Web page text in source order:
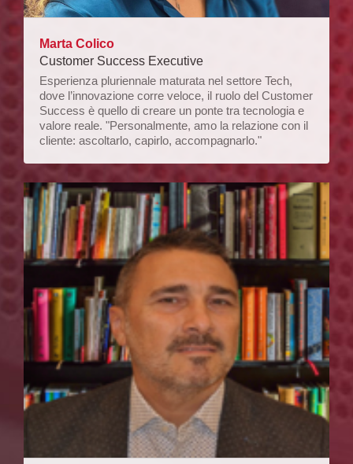
Marta Colico
Customer Success Executive
Esperienza pluriennale maturata nel settore Tech,
dove l’innovazione corre veloce, il ruolo del Customer
Success è quello di creare un ponte tra tecnologia e
valore reale. "Personalmente, amo la relazione con il
cliente: ascoltarlo, capirlo, accompagnarlo."